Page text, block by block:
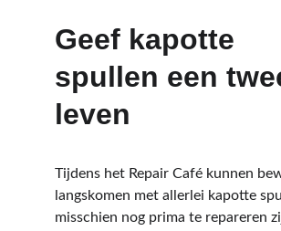
Geef kapotte
spullen een
leven
Tijdens het Repair Café kunnen
langskomen met allerlei kapotte
misschien nog prima te repareren